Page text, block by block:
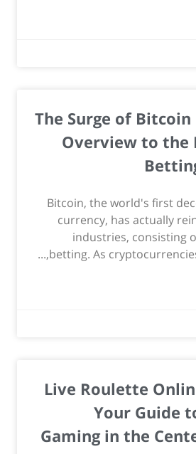
The Surge of Bitcoin
Overview to the
Bitcoin, the world's first
currency, has actually
industries, consisting
betting. As
Live Roulette
Your Guide
Gaming in the